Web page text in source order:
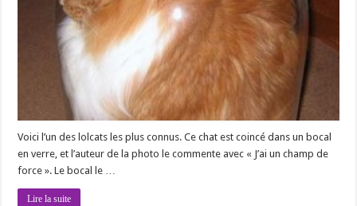
Voici l’un des lolcats les plus connus. Ce chat est coincé dans un bocal
en verre, et l’auteur de la photo le commente avec « J’ai un champ de
force ». Le bocal le …
Lire la suite